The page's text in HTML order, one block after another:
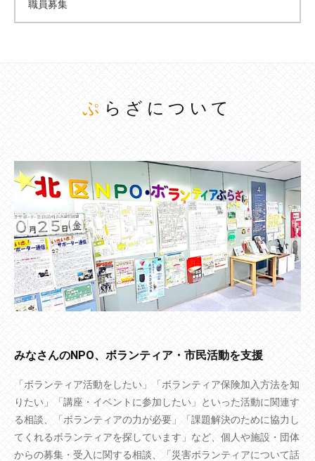
職員募集
ぷらざについて
みなさんのNPO、ボランティア・市民活動を支援
「ボランティア活動をしたい」「ボランティア保険加入方法を知
りたい」「講座・イベントに参加したい」といった活動に関連す
る相談、「ボランティアの力が必要」「課題解決のために協力し
てくれるボランティアを探しています」など、個人や施設・団体
からの募集・受入に関する相談、「災害ボランティアについて話